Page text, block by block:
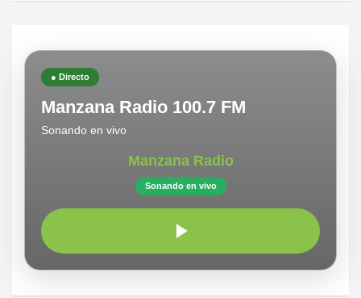
● Directo
Manzana Radio 100.7 FM
Sonando en vivo
Manzana Radio
Sonando en vivo